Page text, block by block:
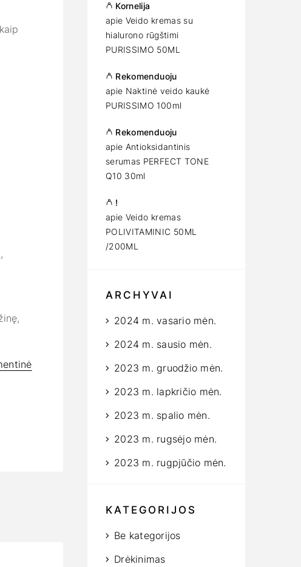
Kornelija
apie Veido kremas su
hialurono rūgštimi
PURISSIMO 50ML
Rekomenduoju
apie Naktinė veido kaukė
PURISSIMO 100ml
Rekomenduoju
apie Antioksidantinis
serumas PERFECT TONE
Q10 30ml
!
apie Veido kremas
POLIVITAMINIC 50ML
/200ML
ARCHYVAI
2024 m. vasario mėn.
2024 m. sausio mėn.
2023 m. gruodžio mėn.
2023 m. lapkričio mėn.
2023 m. spalio mėn.
2023 m. rugsėjo mėn.
2023 m. rugpjūčio mėn.
KATEGORIJOS
Be kategorijos
Drėkinimas